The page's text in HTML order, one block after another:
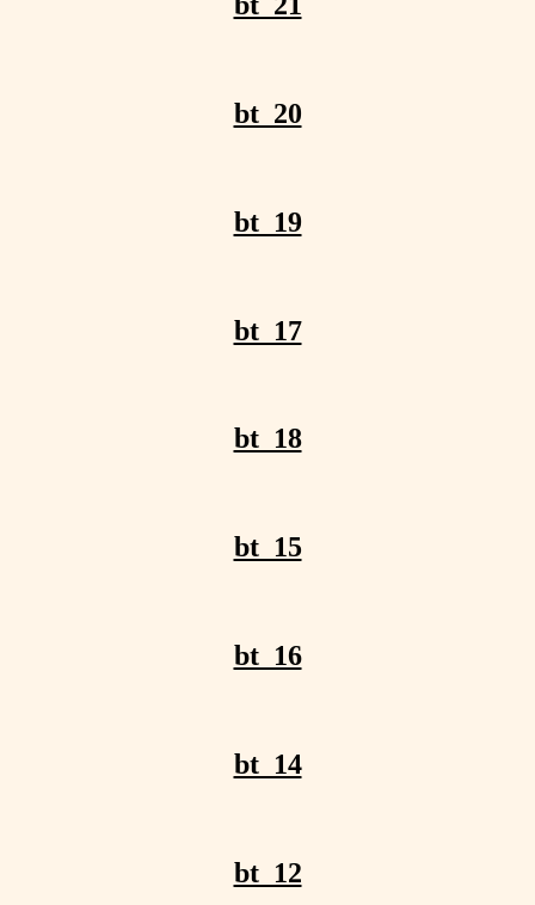
bt_20
bt_19
bt_17
bt_18
bt_15
bt_16
bt_14
bt_12